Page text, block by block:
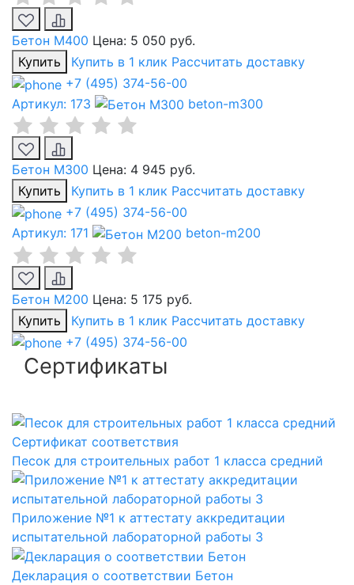
Бетон М400 Цена: 5 050 руб.
Купить
Купить в 1 клик Рассчитать доставку
+7 (495) 374-56-00
Артикул: 173
beton-m300
Бетон М300 Цена: 4 945 руб.
Купить
Купить в 1 клик Рассчитать доставку
+7 (495) 374-56-00
Артикул: 171
beton-m200
Бетон М200 Цена: 5 175 руб.
Купить
Купить в 1 клик Рассчитать доставку
+7 (495) 374-56-00
Сертификаты
Сертификат соответствия
Песок для строительных работ 1 класса средний
Приложение №1 к аттестату аккредитации
испытательной лабораторной работы 3
Декларация о соответствии Бетон